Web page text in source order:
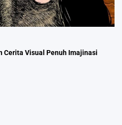
Cerita Visual Penuh Imajinasi